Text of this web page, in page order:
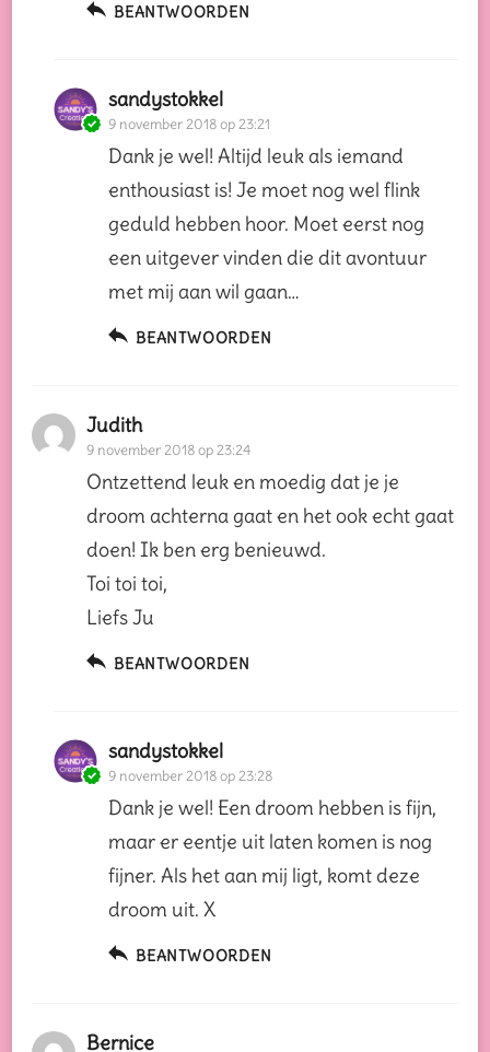
BEANTWOORDEN
sandystokkel
9 november 2018 op 23:21
Dank je wel! Altijd leuk als iemand
enthousiast is! Je moet nog wel flink
geduld hebben hoor. Moet eerst nog
een uitgever vinden die dit avontuur
met mij aan wil gaan…
BEANTWOORDEN
Judith
9 november 2018 op 23:24
Ontzettend leuk en moedig dat je je
droom achterna gaat en het ook echt gaat
doen! Ik ben erg benieuwd.
Toi toi toi,
Liefs Ju
BEANTWOORDEN
sandystokkel
9 november 2018 op 23:28
Dank je wel! Een droom hebben is fijn,
maar er eentje uit laten komen is nog
fijner. Als het aan mij ligt, komt deze
droom uit. X
BEANTWOORDEN
Bernice